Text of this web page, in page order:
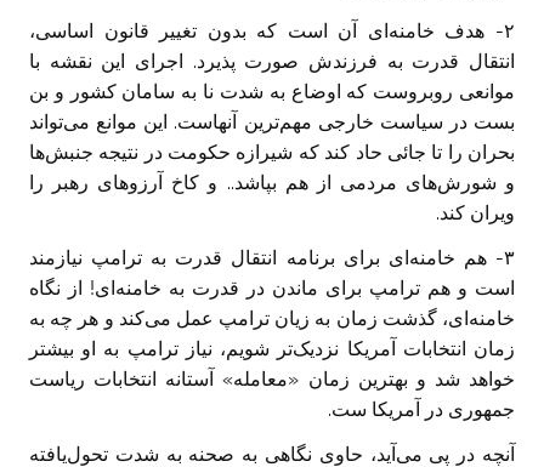
۲- هدف خامنه‌ای آن است که بدون تغییر قانون اساسی،
انتقال قدرت به فرزندش صورت ‏پذیرد. اجرای این ‏نقشه با
موانعی روبروست که اوضاع به شدت نا به سامان کشور و بن
بست در ‏سیاست خارجی مهم‌ترین آنهاست. این موانع می‌تواند
بحران را تا جائی حاد کند که ‏شیرازه حکومت در نتیجه جنبش‌ها
و شورش‌های مردمی از هم بپاشد.. و کاخ آرزو‌های رهبر را
ویران کند.‏
۳- هم خامنه‌ای برای برنامه ‏انتقال قدرت به ترامپ نیازمند
است و هم ترامپ برای ماندن در قدرت به خامنه‌ای! ‏از نگاه
خامنه‌ای، گذشت زمان به زیان ترامپ عمل می‌کند و هر چه به
زمان ‏انتخابات آمریکا نزدیک‌تر شویم، نیاز ترامپ به او بیشتر
خواهد شد و بهترین زمان «معامله» آستانه انتخابات ریاست
جمهوری در آمریکا ست.
آنچه در پی می‌آید، حاوی نگاهی به صحنه به شدت تحول‌یافته